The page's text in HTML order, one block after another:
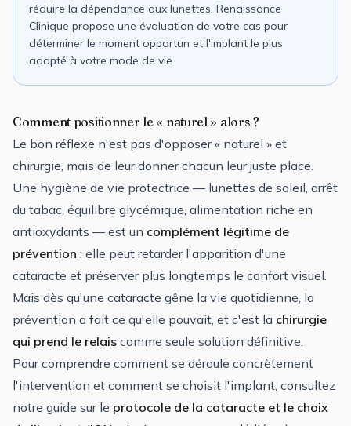
réduire la dépendance aux lunettes. Renaissance
Clinique propose une évaluation de votre cas pour
déterminer le moment opportun et l'implant le plus
adapté à votre mode de vie.
Comment positionner le « naturel » alors ?
Le bon réflexe n'est pas d'opposer « naturel » et
chirurgie, mais de leur donner chacun leur juste place.
Une hygiène de vie protectrice — lunettes de soleil, arrêt
du tabac, équilibre glycémique, alimentation riche en
antioxydants — est un complément légitime de
prévention : elle peut retarder l'apparition d'une
cataracte et préserver plus longtemps le confort visuel.
Mais dès qu'une cataracte gêne la vie quotidienne, la
prévention a fait ce qu'elle pouvait, et c'est la chirurgie
qui prend le relais comme seule solution définitive.
Pour comprendre comment se déroule concrètement
l'intervention et comment se choisit l'implant, consultez
notre guide sur le protocole de la cataracte et le choix